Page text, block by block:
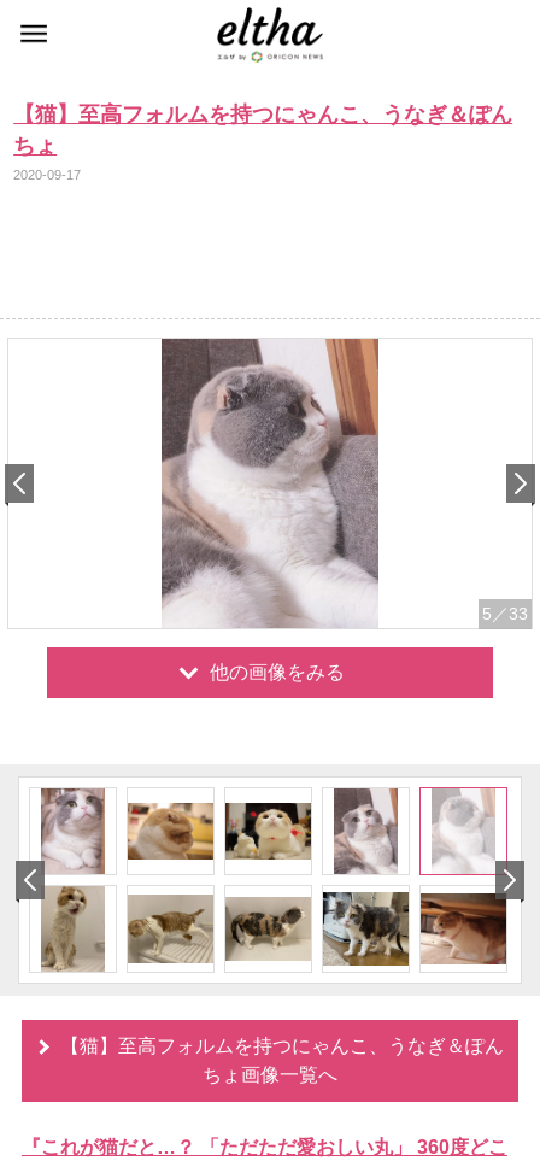
【猫】至高フォルムを持つにゃんこ、うなぎ＆ぽん
ちょ
2020-09-17
5 ／33
他の画像をみる
【猫】至高フォルムを持つにゃんこ、うなぎ＆ぽん
ちょ画像一覧へ
『これが猫だと…？ 「ただただ愛おしい丸」 360度どこ